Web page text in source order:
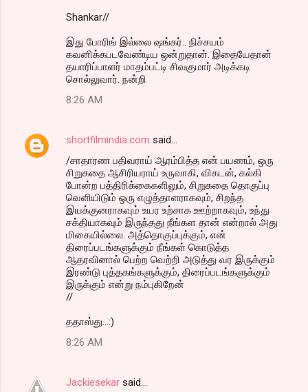
Shankar//
இது போரிங் இல்லை ஷங்கர்.. நிச்சயம்
கவனிக்கபடவேண்டிய ஒன்றுதான். இதையேதான்
தயாரிப்பாளர் மாதம்பட்டி சிவகுமார் அடிக்கடி
சொல்லுவார். நன்றி
8:26 AM
shortfilmindia.com said…
/சாதாரண பதிவராய் ஆரம்பித்த என் பயணம், ஒரு
சிறுகதை ஆசிரியராய் உருவாகி, விகடன், கல்கி
போன்ற பத்திரிக்கைகளிலும், சிறுகதை தொகுப்பு
வெளியிடும் ஒரு எழுத்தாளராகவும், சிறந்த
இயக்குனராகவும் உயர உற்சாக ஊற்றாகவும், உந்து
சக்தியாகவும் இருந்தது நீங்கள தான் என்றால் அது
மிகையில்லை. அத்தொகுப்புக்கும், என்
திரைப்படங்களுக்கும் நீங்கள் கொடுத்த
ஆதரவினால் பெற்ற வெற்றி அடுத்து வர இருக்கும்
இரண்டு புத்தகங்களுக்கும், திரைப்படங்களுக்கும்
இருக்கும் என்று நம்புகிறேன்
//
ததாஸ்து...:)
8:26 AM
Jackiesekar said…